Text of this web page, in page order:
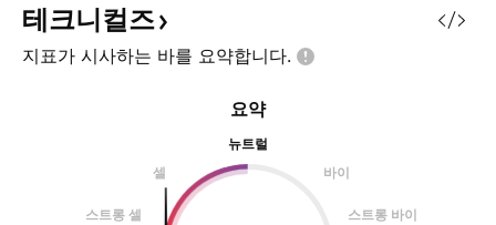
테크니컬즈
지표가 시사하는 바를 요약합니다.
요약
뉴트럴
셀
바이
스트롱 셀 스트롱 바이